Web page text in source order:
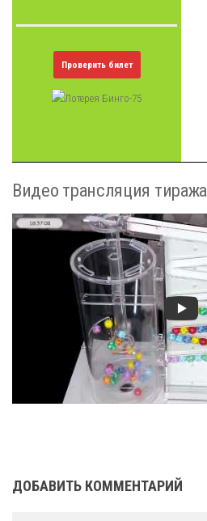
Проверить билет
Видео трансляция тиража
ДОБАВИТЬ КОММЕНТАРИЙ